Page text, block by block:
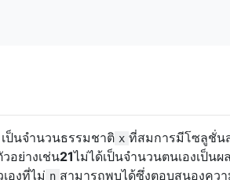
ป็นจำนวนธรรมชาติ x ที่สมการมีโซลูชั่น
อย่างเช่น21ไม่ได้เป็นจำนวนตนเองเป็นผ
องที่ไม่ n สามารถพบได้ซึ่งตอบสนองควา